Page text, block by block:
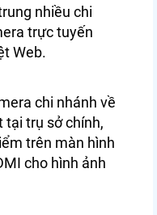
nhiều chi
trực tuyến
Web.
chi nhánh về
tại trụ sở chính,
trên màn hình
cho hình ảnh